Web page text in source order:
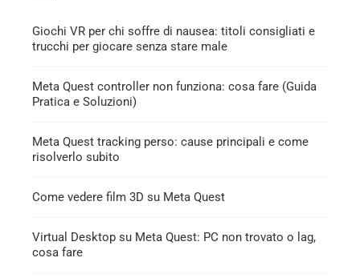
Giochi VR per chi soffre di nausea: titoli consigliati e
trucchi per giocare senza stare male
Meta Quest controller non funziona: cosa fare (Guida
Pratica e Soluzioni)
Meta Quest tracking perso: cause principali e come
risolverlo subito
Come vedere film 3D su Meta Quest
Virtual Desktop su Meta Quest: PC non trovato o lag,
cosa fare